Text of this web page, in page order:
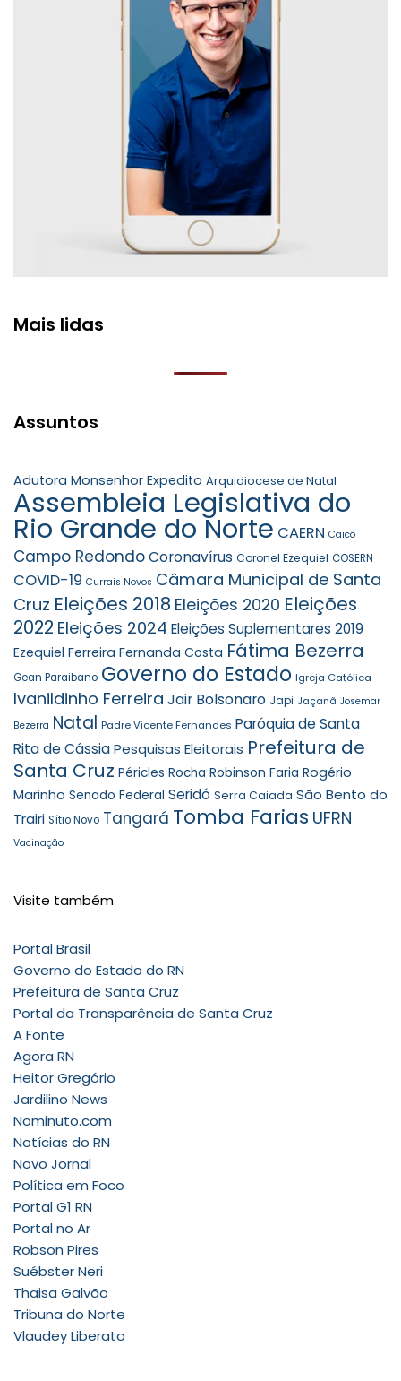
Mais lidas
Assuntos
Adutora Monsenhor Expedito Arquidiocese de Natal
Assembleia Legislativa do
Rio Grande do Norte CAERN Caicó
Campo RedondoCoronavírus Coronel Ezequiel COSERN
COVID-19 Currais Novos Câmara Municipal de Santa
Cruz Eleições 2018 Eleições 2020 Eleições
2022 Eleições 2024 Eleições Suplementares 2019
Ezequiel Ferreira Fernanda Costa Fátima Bezerra
Gean Paraibano Governo do Estado Igreja Católica
Ivanildinho Ferreira Jair Bolsonaro Japi Jaçanã Josemar
Bezerra Natal Padre Vicente Fernandes Paróquia de Santa
Rita de CássiaPesquisas Eleitorais Prefeitura de
Santa Cruz Péricles Rocha Robinson Faria Rogério
Marinho Senado Federal Seridó Serra Caiada São Bento do
Trairi Sítio Novo Tangará Tomba Farias UFRN
Vacinação
Visite também
Portal Brasil
Governo do Estado do RN
Prefeitura de Santa Cruz
Portal da Transparência de Santa Cruz
A Fonte
Agora RN
Heitor Gregório
Jardilino News
Nominuto.com
Notícias do RN
Novo Jornal
Política em Foco
Portal G1 RN
Portal no Ar
Robson Pires
Suébster Neri
Thaisa Galvão
Tribuna do Norte
Vlaudey Liberato